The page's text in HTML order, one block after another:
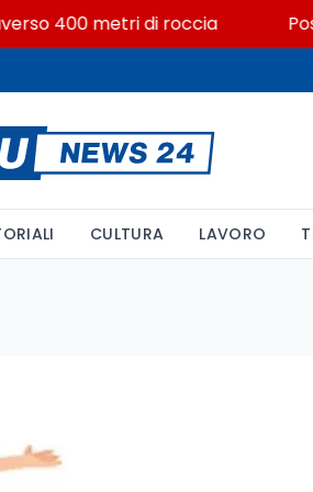
metri di roccia
CULTURA LAVORO